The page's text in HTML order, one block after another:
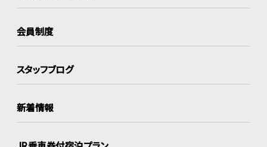
会員制度
スタッフブログ
新着情報